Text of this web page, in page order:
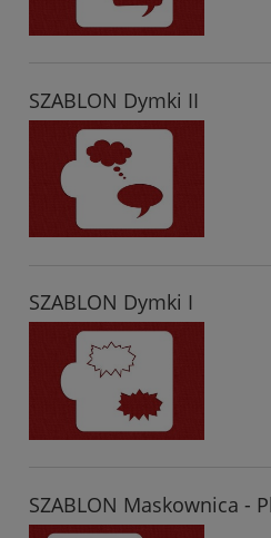
SZABLON Dymki II
SZABLON Dymki I
SZABLON Maskownica -